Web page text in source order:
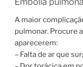
A maior
pulmonar. Procure
aparecerem:
– Falta de ar que